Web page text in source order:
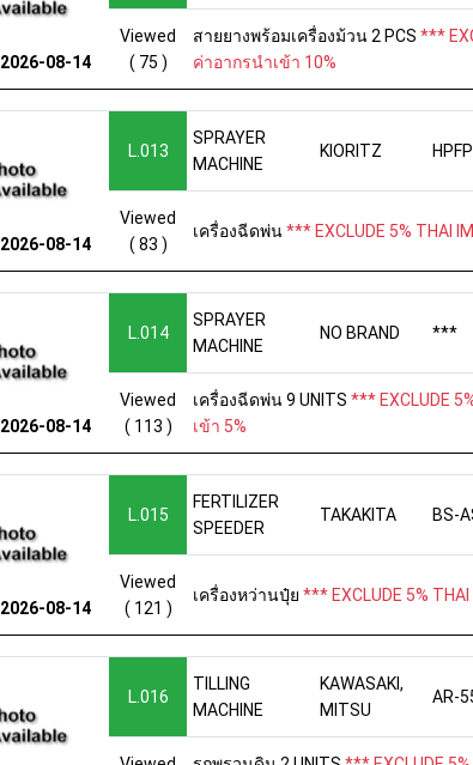
2026-08-14
Viewed
( 75 )
สายยางพร้อมเครื่องม้วน 2 PCS ***
ค่าอากรนำเข้า 10%
2026-08-14
L.013
SPRAYER
MACHINE
KIORITZ
Viewed
( 83 )
เครื่องฉีดพ่น*** EXCLUDE 5% THAI
2026-08-14
L.014
SPRAYER
MACHINE
NO BRAND ***
Viewed
( 113 )
เครื่องฉีดพ่น 9 UNITS *** EXCLUDE
เข้า 5%
2026-08-14
L.015
FERTILIZER
SPEEDER
TAKAKITA BS-
Viewed
( 121 )
เครื่องหว่านปุ๋ย *** EXCLUDE 5%
L.016
TILLING
MACHINE
KAWASAKI,
MITSU
AR-